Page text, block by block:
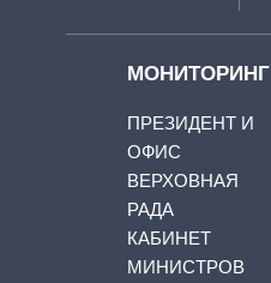
МОНИТОРИНГ
ПРЕЗИДЕНТ И
ОФИС
ВЕРХОВНАЯ
РАДА
КАБИНЕТ
МИНИСТРОВ